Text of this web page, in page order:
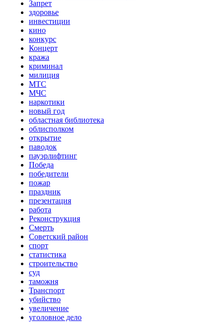
Запрет
здоровье
инвестиции
кино
конкурс
Концерт
кража
криминал
милиция
МТС
МЧС
наркотики
новый год
областная библиотека
облисполком
открытие
паводок
пауэрлифтинг
Победа
победители
пожар
праздник
презентация
работа
Реконструкция
Смерть
Советский район
спорт
статистика
строительство
суд
таможня
Транспорт
убийство
увеличение
уголовное дело